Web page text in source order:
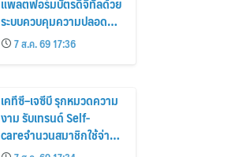
ระบบควบคุมความปลอดภัย
ใหม่7 ส.ค. 69 17:36
เคทีซี–เจซีบี รุกหมวดความ
งาม รับเทรนด์ Self-
careจำนวนสมาชิกใช้จ่าย
หมวดเครื่องสำอางเพิ่ม